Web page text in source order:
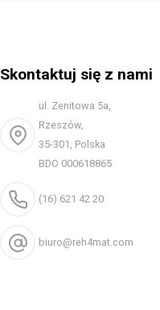
Skontaktuj się z nami
ul. Zenitowa 5a,
Rzeszów,
35-301, Polska
BDO 000618865
(16) 621 42 20
biuro@reh4mat.com